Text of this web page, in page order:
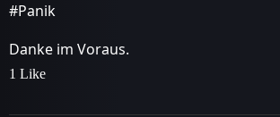
#Panik
Danke im Voraus.
1 Like